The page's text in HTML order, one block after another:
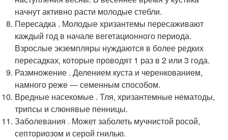
начнут активно расти молодые стебли.
Пересадка . Молодые хризантемы пересаживают
каждый год в начале вегетационного периода.
Взрослые экземпляры нуждаются в более редких
пересадках, которые проводят 1 раз в 2 или 3 года.
Размножение . Делением куста и черенкованием,
намного реже ― семенным способом.
Вредные насекомые . Тля, хризантемные нематоды,
трипсы и слюнявые пенницы.
Заболевания . Может заболеть мучнистой росой,
септориозом и серой гнилью.